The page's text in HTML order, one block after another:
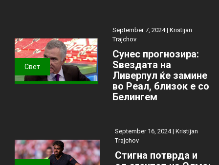
Свет
September 7, 2024 | Kristijan
Trajchov
Сунес прогнозира:
Ѕвездата на
Ливерпул ќе замине
во Реал, близок е со
Белингем
September 16, 2024 | Kristijan
Trajchov
Стигна потврда и